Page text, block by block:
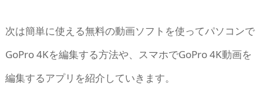
次は簡単に使える無料の動画ソフトを使ってパソコンで
GoPro 4Kを編集する方法や、スマホでGoPro 4K動画を
編集するアプリを紹介していきます。